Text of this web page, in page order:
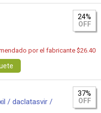
24%
OFF
por el fabricante $26.40
/ daclatasvir /
37%
OFF